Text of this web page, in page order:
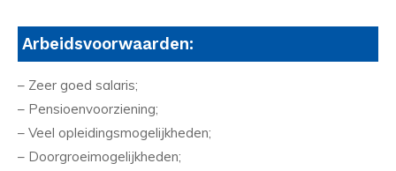
Arbeidsvoorwaarden:
– Zeer goed salaris;
– Pensioenvoorziening;
– Veel opleidingsmogelijkheden;
– Doorgroeimogelijkheden;